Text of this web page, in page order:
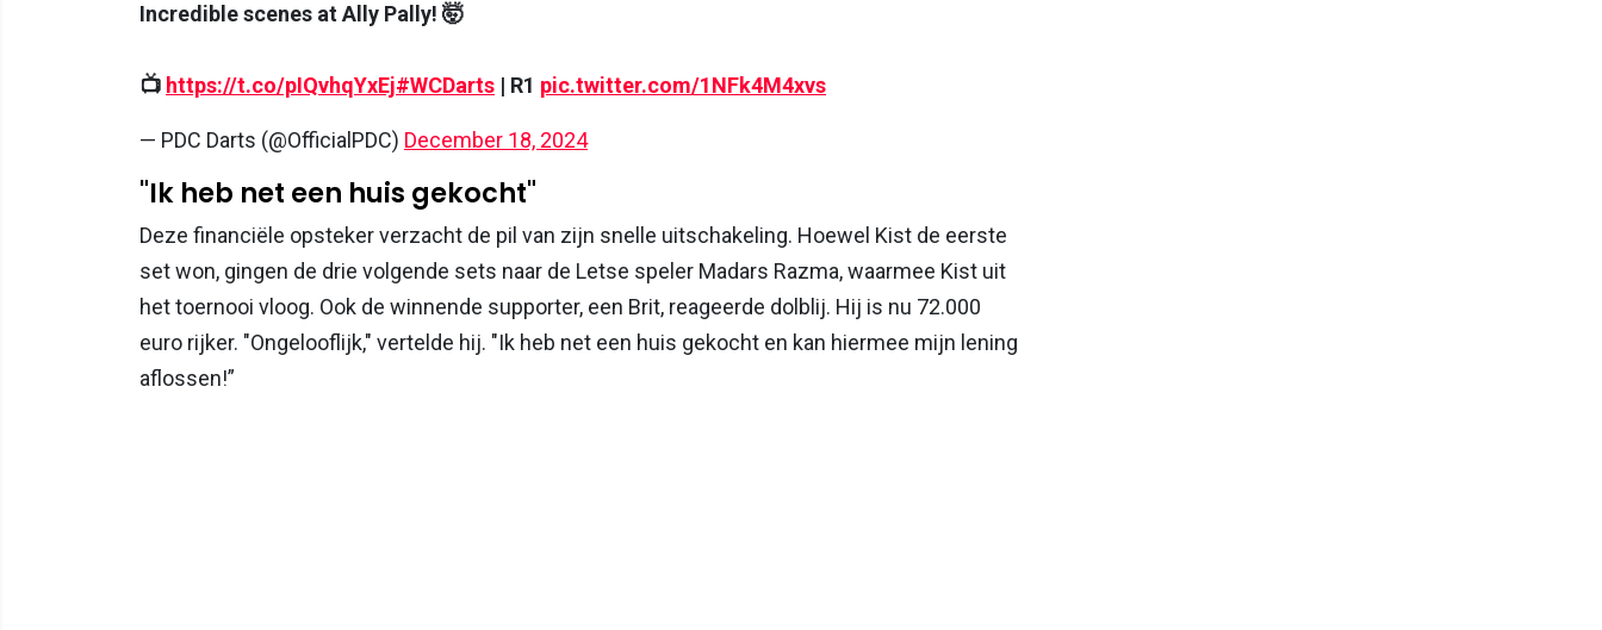
Incredible scenes at Ally Pally! 🤯
📺 https://t.co/pIQvhqYxEj#WCDarts | R1 pic.twitter.com/1NFk4M4xvs
— PDC Darts (@OfficialPDC) December 18, 2024
"Ik heb net een huis gekocht"
Deze financiële opsteker verzacht de pil van zijn snelle uitschakeling. Hoewel Kist de eerste
set won, gingen de drie volgende sets naar de Letse speler Madars Razma, waarmee Kist uit
het toernooi vloog. Ook de winnende supporter, een Brit, reageerde dolblij. Hij is nu 72.000
euro rijker. "Ongelooflijk," vertelde hij. "Ik heb net een huis gekocht en kan hiermee mijn lening
aflossen!”